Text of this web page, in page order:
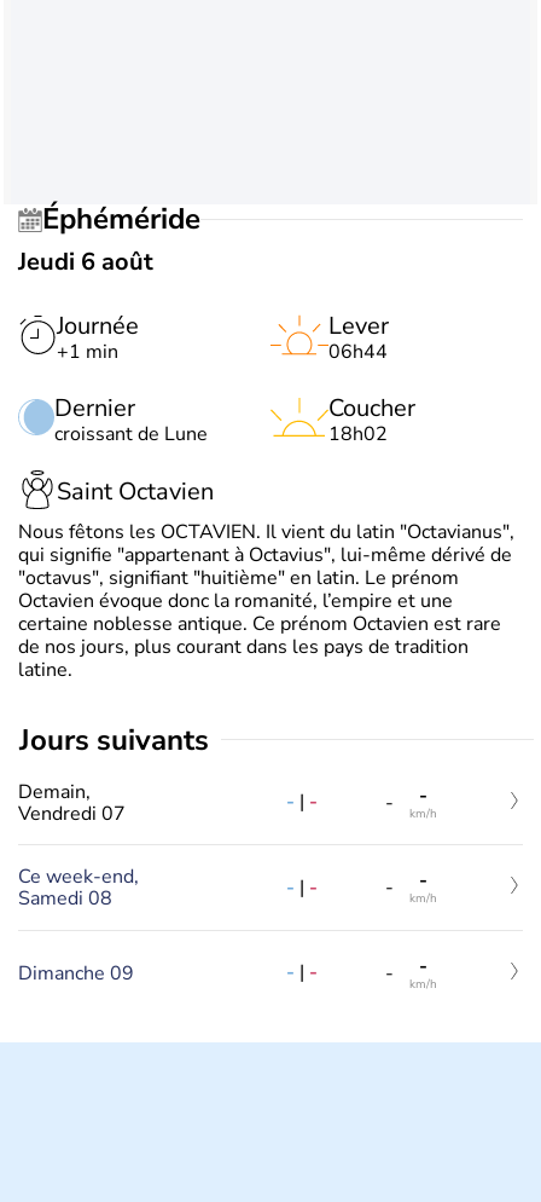
Éphéméride
Jeudi 6 août
Journée
+1 min
Dernier
croissant de Lune
Lever
06h44
Coucher
18h02
Saint Octavien
Nous fêtons les OCTAVIEN. Il vient du latin "Octavianus",
qui signifie "appartenant à Octavius", lui-même dérivé de
"octavus", signifiant "huitième" en latin. Le prénom
Octavien évoque donc la romanité, l’empire et une
certaine noblesse antique. Ce prénom Octavien est rare
de nos jours, plus courant dans les pays de tradition
latine.
jours suivants
Demain,
Vendredi 07
- | - - -
km/h
Ce week-end,
Samedi 08
- | - - -
km/h
Dimanche 09 - | - - -
km/h